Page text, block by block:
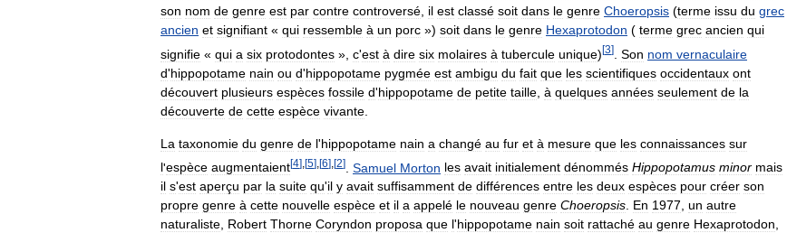
son nom de genre est par contre controversé il est classé soit dans le genre Choeropsis (terme issu du grec
ancien et signifiant « qui ressemble à un porc ») soit dans le genre Hexaprotodon ( terme grec ancien qui
signifie « qui a six protodontes », c'est à dire six molaires à tubercule unique)[3] Son nom vernaculaire
d'hippopotame nain ou d'hippopotame pygmée est ambigu du fait que les scientifiques occidentaux ont
découvert plusieurs espèces fossile d'hippopotame de petite taille à quelques années seulement de la
découverte de cette espèce vivante
La taxonomie du genre de l'hippopotame nain a changé au fur et à mesure que les connaissances sur
l'espèce augmentaient[4] [5] [6] [2] Samuel Morton les avait initialement dénommés Hippopotamus minor mais
il s'est aperçu par la suite qu'il y avait suffisamment de différences entre les deux espèces pour créer son
propre genre à cette nouvelle espèce et il a appelé le nouveau genre Choeropsis. En 1977, un autre
naturaliste, Robert Thorne Coryndon proposa que l'hippopotame nain soit rattaché au genre Hexaprotodon,